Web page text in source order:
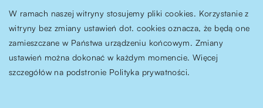
W ramach naszej witryny stosujemy pliki cookies. Korzystanie z
witryny bez zmiany ustawień dot. cookies oznacza, że będą one
zamieszczane w Państwa urządzeniu końcowym. Zmiany
ustawień można dokonać w każdym momencie. Więcej
szczegółów na podstronie Polityka prywatności.